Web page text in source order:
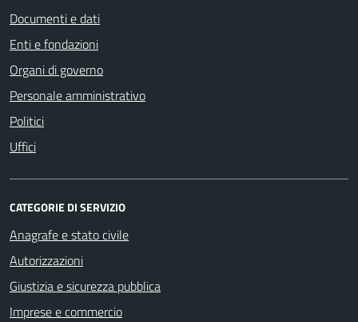
Documenti e dati
Enti e fondazioni
Organi di governo
Personale amministrativo
Politici
Uffici
CATEGORIE DI SERVIZIO
Anagrafe e stato civile
Autorizzazioni
Giustizia e sicurezza pubblica
Imprese e commercio